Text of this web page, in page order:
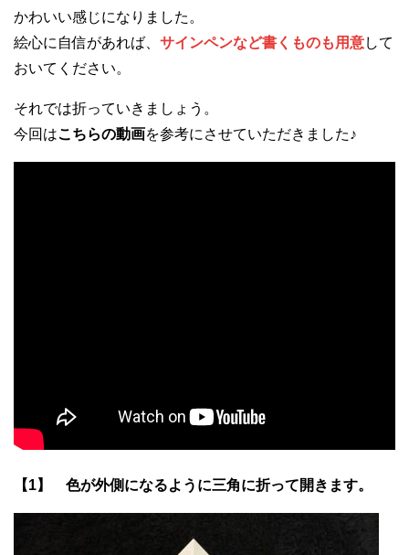
かわいい感じになりました。
絵心に自信があれば、 サインペンなど書くものも用意して
おいてください。
それでは折っていきましょう。
今回はこちらの動画を参考にさせていただきました♪
【1】 色が外側になるように三角に折って開きます。